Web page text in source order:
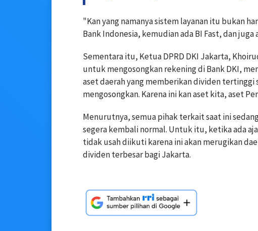
"Kan yang namanya sistem layanan itu bukan
Bank Indonesia, kemudian ada BI Fast, dan
Sementara itu, Ketua DPRD DKI Jakarta,
untuk mengosongkan rekening di Bank DKI,
aset daerah yang memberikan dividen
mengosongkan. Karena ini kan aset kita, aset
Menurutnya, semua pihak terkait saat ini
segera kembali normal. Untuk itu, ketika ada
tidak usah diikuti karena ini akan merugikan
dividen terbesar bagi Jakarta.